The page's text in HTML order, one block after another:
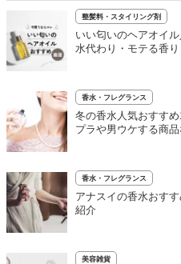
整髪料・スタイリング剤
いい匂いのヘアオイ
水代わり・モテる香り
香水・フレグランス
冬の香水人気おすす
プラや男ウケする商
香水・フレグランス
アナスイの香水おす
紹介
美容雑貨